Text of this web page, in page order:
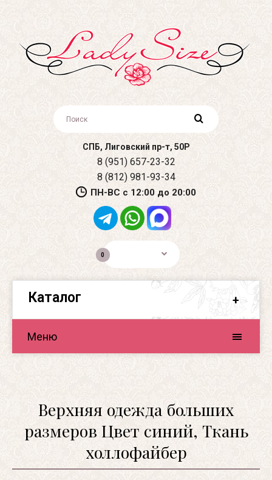
СПБ, Лиговский пр-т, 50Р
8 (951) 657-23-32
8 (812) 981-93-34
ПН-ВС с 12:00 до 20:00
0
Каталог
Меню
Верхняя одежда больших
размеров Цвет синий, Ткань
холлофайбер